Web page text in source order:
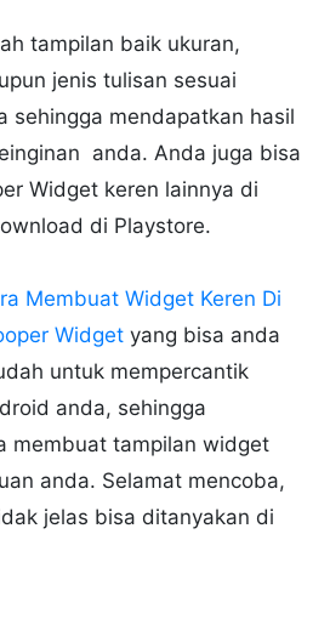
tampilan baik ukuran,
jenis tulisan sesuai
sehingga mendapatkan hasil
anda. Anda juga bisa
Widget keren lainnya di
di Playstore.
Membuat Widget Keren Di
Widget yang bisa anda
untuk mempercantik
anda, sehingga
membuat tampilan widget
anda. Selamat mencoba,
jelas bisa ditanyakan di